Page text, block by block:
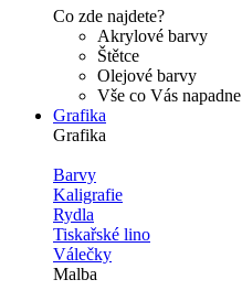
Co zde najdete?
Akrylové barvy
Štětce
Olejové barvy
Vše co Vás napadne
Grafika
Grafika
Barvy
Kaligrafie
Rydla
Tiskařské lino
Válečky
Malba